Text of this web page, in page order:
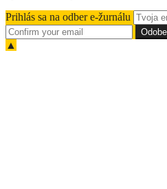
Prihlás sa na odber e-žurnálu
▲